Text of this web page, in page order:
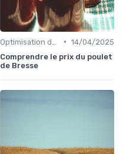
• 14/04/2025
Comprendre le prix du poulet
de Bresse